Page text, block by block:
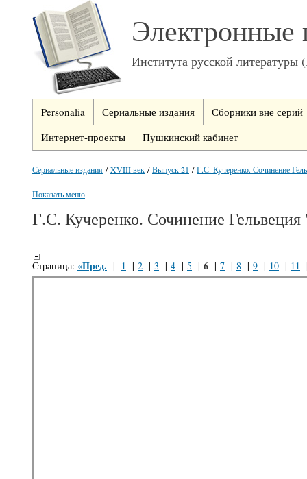
Электронные
Института русской
Personalia Сериальные издания
Сборники вне серий
Интернет-проекты
Пушкинский кабинет
Сериальные издания /XVIII век /Выпуск 21 /Г.С. Кучеренко. Сочинение
Показать меню
Г.С. Кучеренко. Сочинение
Страница: «Пред. | 1 | 2 | 3 | 4 | 5 | 6 | 7 | 8 | 9 | 10 | 11